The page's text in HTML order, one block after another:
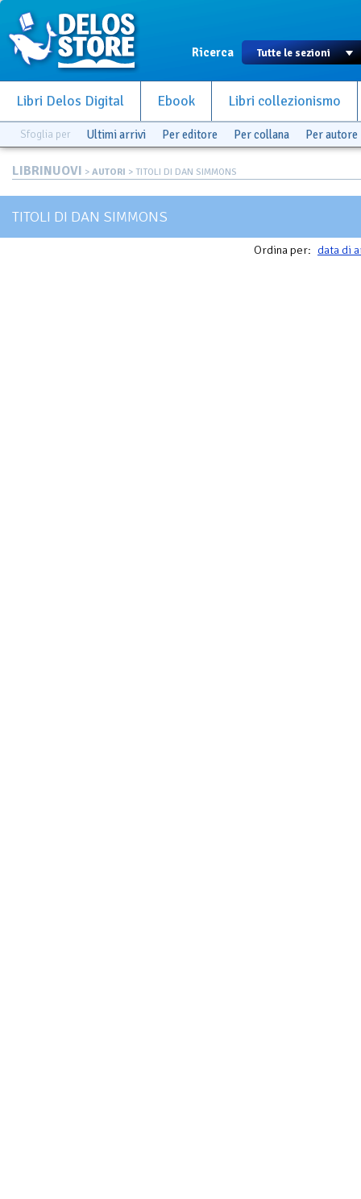
Ricerca
Libri Delos Digital Ebook Libri collezionismo
Sfoglia per Ultimi arrivi Per editore Per collana Per autore
LIBRINUOVI > AUTORI > TITOLI DI DAN SIMMONS
TITOLI DI DAN SIMMONS
Ordina per: data di